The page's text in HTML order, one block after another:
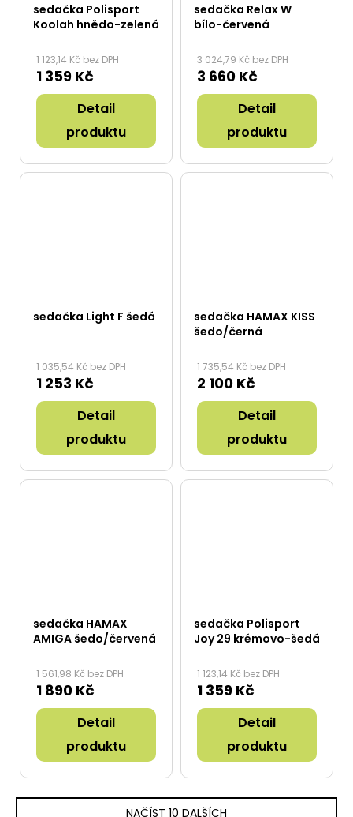
sedačka Polisport
Koolah hnědo-zelená
1 123,14 Kč bez DPH
1 359 Kč
Detail
produktu
sedačka Relax W
bílo-červená
3 024,79 Kč bez DPH
3 660 Kč
Detail
produktu
sedačka Light F šedá
1 035,54 Kč bez DPH
1 253 Kč
Detail
produktu
sedačka HAMAX KISS
šedo/černá
1 735,54 Kč bez DPH
2 100 Kč
Detail
produktu
sedačka HAMAX
AMIGA šedo/červená
1 561,98 Kč bez DPH
1 890 Kč
Detail
produktu
sedačka Polisport
Joy 29 krémovo-šedá
1 123,14 Kč bez DPH
1 359 Kč
Detail
produktu
NAČÍST 10 DALŠÍCH